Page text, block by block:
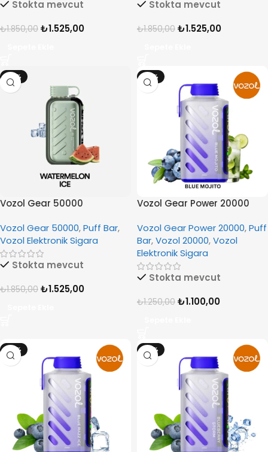
Stokta mevcut
₺1.850,00 ₺1.525,00
Stokta mevcut
₺1.850,00 ₺1.525,00
-18%
Vozol Gear 50000
Vozol Gear 50000,Puff Bar,
Vozol Elektronik Sigara
Stokta mevcut
₺1.850,00 ₺1.525,00
-12%
Vozol Gear Power 20000
Vozol Gear Power 20000,Puff
Bar,Vozol 20000,Vozol
Elektronik Sigara
Stokta mevcut
₺1.250,00 ₺1.100,00
-12% -12%